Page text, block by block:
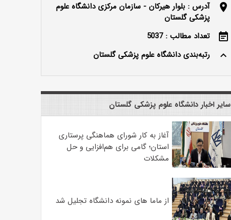
location_on
آدرس : بلوار هیرکان - سازمان مرکزی دانشگاه علوم
پزشکی گلستان
event_note
تعداد مطالب : 5037
keyboard_arrow_up
رتبه‌بندی دانشگاه علوم پزشکی گلستان
سایر اخبار دانشگاه علوم پزشکی گلستان
آغاز به کار شورای هماهنگی پرستاری
استان؛ گامی برای هم‌افزایی و حل
مشکلات
از ماما های نمونه دانشگاه تجلیل شد